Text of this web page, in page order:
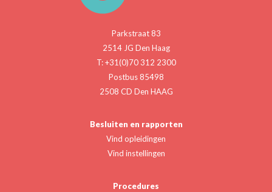
Parkstraat 83
2514 JG Den Haag
T: +31(0)70 312 2300
Postbus 85498
2508 CD Den HAAG
Besluiten en rapporten
Vind opleidingen
Vind instellingen
Procedures